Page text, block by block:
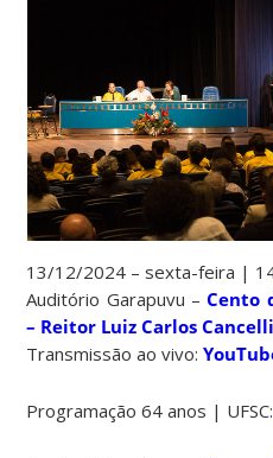
13/12/2024 –sexta-feira |
Auditório Garapuvu –Cento
– Reitor Luiz Carlos
Transmissão ao vivo:
Programação 64 anos |